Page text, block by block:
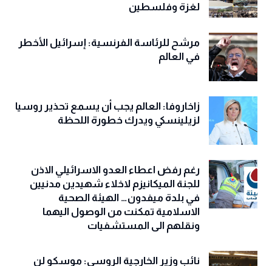
لغزة وفلسطين
مرشح للرئاسة الفرنسية: إسرائيل الأخطر
في العالم
زاخاروفا: العالم يجب أن يسمع تحذير روسيا
لزيلينسكي ويدرك خطورة اللحظة
رغم رفض اعطاء العدو الاسرائيلي الاذن
للجنة الميكانيزم لاخلاء شهيدين مدنيين
في بلدة ميفدون… الهيئة الصحية
الاسلامية تمكنت من الوصول اليهما
ونقلهم الى المستشفيات
نائب وزير الخارجية الروسي: موسكو لن